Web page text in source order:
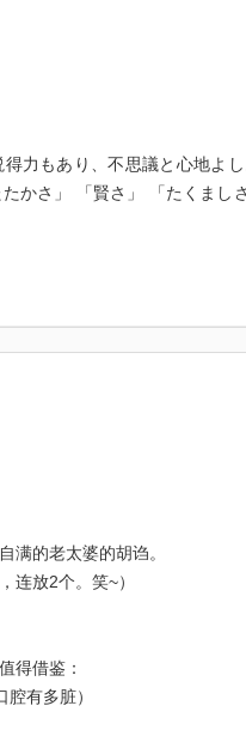
力もあり、不思議と心地よ
かさ」 「賢さ」 「たくまし
满的老太婆的胡诌。
连放2个。笑~）
得借鉴：
有多脏）